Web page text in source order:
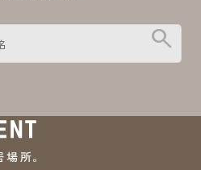
search